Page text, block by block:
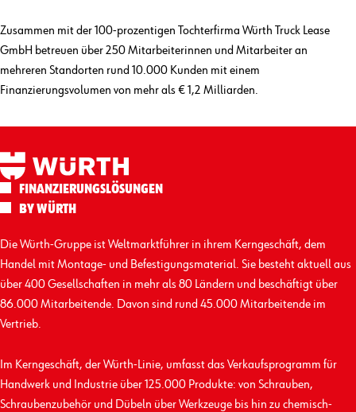
Zusammen mit der 100-prozentigen Tochterfirma Würth Truck Lease
GmbH betreuen über 250 Mitarbeiterinnen und Mitarbeiter an
mehreren Standorten rund 10.000 Kunden mit einem
Finanzierungsvolumen von mehr als € 1,2 Milliarden.
FINANZIERUNGS­LÖSUNGEN
BY WÜRTH
Die Würth-Gruppe ist Weltmarktführer in ihrem Kerngeschäft, dem
Handel mit Montage- und Befestigungs­material. Sie besteht aktuell aus
über 400 Gesellschaften in mehr als 80 Ländern und beschäftigt über
86.000 Mitarbeitende. Davon sind rund 45.000 Mitarbeitende im
Vertrieb.
Im Kerngeschäft, der Würth-Linie, umfasst das Verkaufs­programm für
Handwerk und Industrie über 125.000 Produkte: von Schrauben,
Schrauben­zubehör und Dübeln über Werkzeuge bis hin zu chemisch-